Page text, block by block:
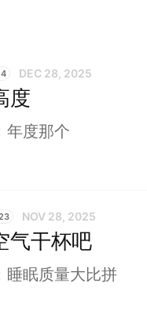
DEC 28, 2025
度
年度那个
NOV 28, 2025
气干杯吧
睡眠质量大比拼